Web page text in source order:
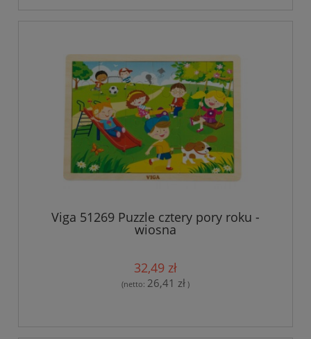
Viga 51269 Puzzle cztery pory roku -
wiosna
32,49 zł
(netto: 26,41 zł )